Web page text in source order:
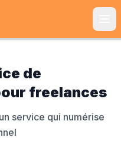
de
freelances
service qui numérise